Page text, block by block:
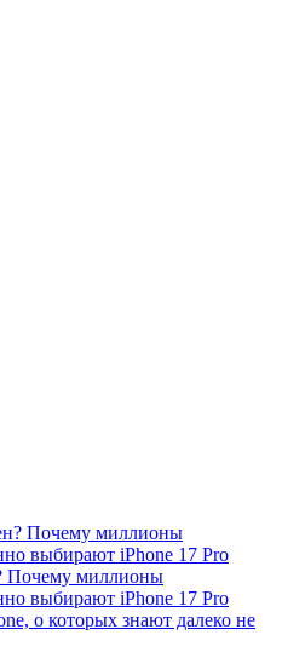
Почему миллионы
выбирают iPhone 17 Pro